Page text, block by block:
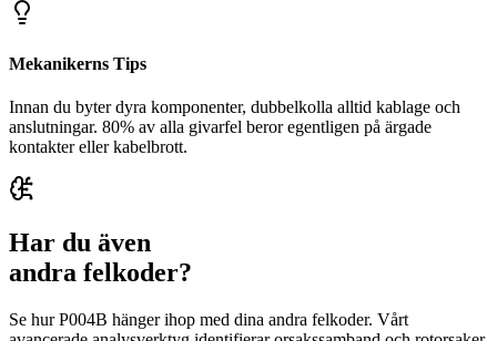
Mekanikerns Tips
Innan du byter dyra komponenter, dubbelkolla alltid kablage och
anslutningar. 80% av alla givarfel beror egentligen på ärgade
kontakter eller kabelbrott.
Har du även
andra felkoder?
Se hur P004B hänger ihop med dina andra felkoder. Vårt